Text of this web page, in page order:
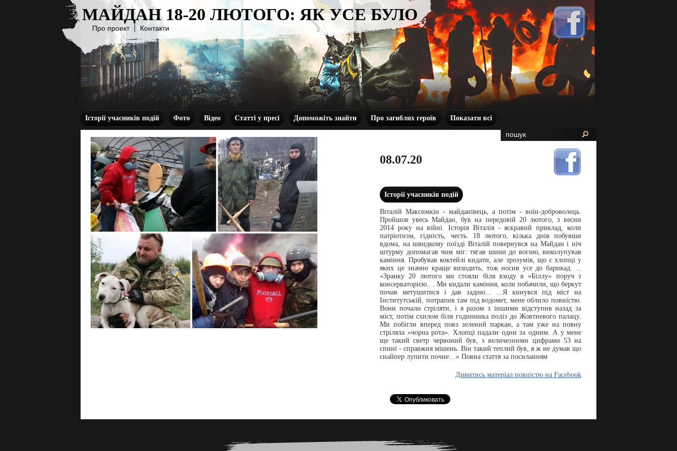
МАЙДАН 18-20 ЛЮТОГО: ЯК УСЕ БУЛО
Про проект Контакти
Історії учасників подій Фото Відео Статті у пресі Допоможіть знайти Про загиблих героїв Показати всі
08.07.20
Історії учасників подій
Віталій Максимкін - майданівець, а потім - воїн-доброволець.
Пройшов увесь Майдан, був на передовій 20 лютого, з весни
2014 року на війні. Історія Віталія - яскравий приклад, коли
патріотизм, гідність, честь. 18 лютого, кілька днів побувши
вдома, на швидкому поїзді Віталій повернувся на Майдан і ніч
штурму допомагав чим міг: тягав шини до вогню, виколупував
каміння. Пробував коктейлі кидати, але зрозумів, що є хлопці у
яких це значно краще виходить, тож носив усе до барикад. ...
«Зранку 20 лютого ми стояли біля входу в «Біллу» поруч з
консерваторією.. . Ми кидали каміння, коли побачили, що беркут
почав метушитися і дав задню... ...Я кинувся під міст на
Інститутській, потрапив там під водомет, мене облило повністю.
Вони почали стріляти, і я разом з іншими відступив назад за
міст, потім схилом біля годинника поліз до Жовтневого палацу.
Ми побігли вперед повз зелений паркан, а там уже на повну
стріляла «чорна рота». Хлопці падали один за одним. А у мене
ще такий светр червоний був, з величезними цифрами 53 на
спині - справжня мішень. Він такий теплий був, я ж не думав що
снайпер лупити почне…» Повна стаття за посиланням
Дивитись матеріал повністю на Facebook